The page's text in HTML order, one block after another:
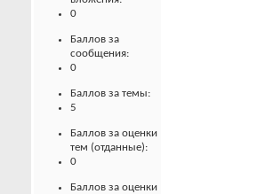
0
Баллов за
сообщения:
0
Баллов за темы:
5
Баллов за оценки
тем (отданные):
0
Баллов за оценки